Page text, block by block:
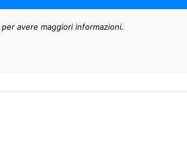
per avere maggiori informazioni.